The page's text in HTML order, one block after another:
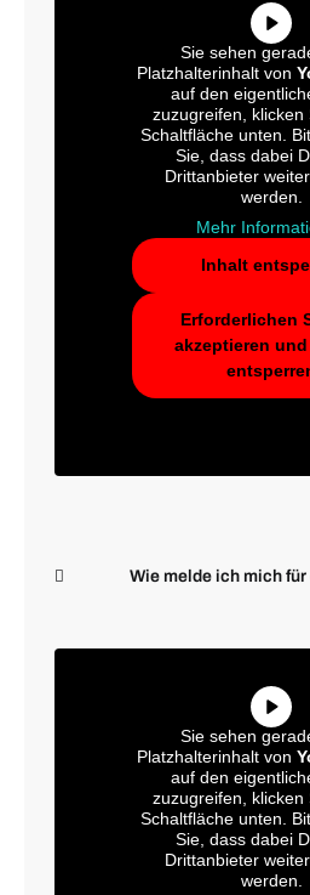
Sie sehen
Platzhalterinhalt von
auf den
zuzugreifen, klicken
Schaltfläche unten.
Sie, dass dabei
Drittanbieter
werden.
Mehr
Inhalt
Erforderlichen
akzeptieren
Wie melde ich mich für
Sie sehen
Platzhalterinhalt von
auf den
zuzugreifen, klicken
Schaltfläche unten.
Sie, dass dabei
Drittanbieter
werden.